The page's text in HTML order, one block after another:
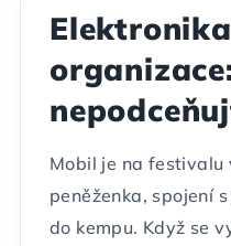
Mobil je na festivalu
peněženka, spojení
do kempu. Když se